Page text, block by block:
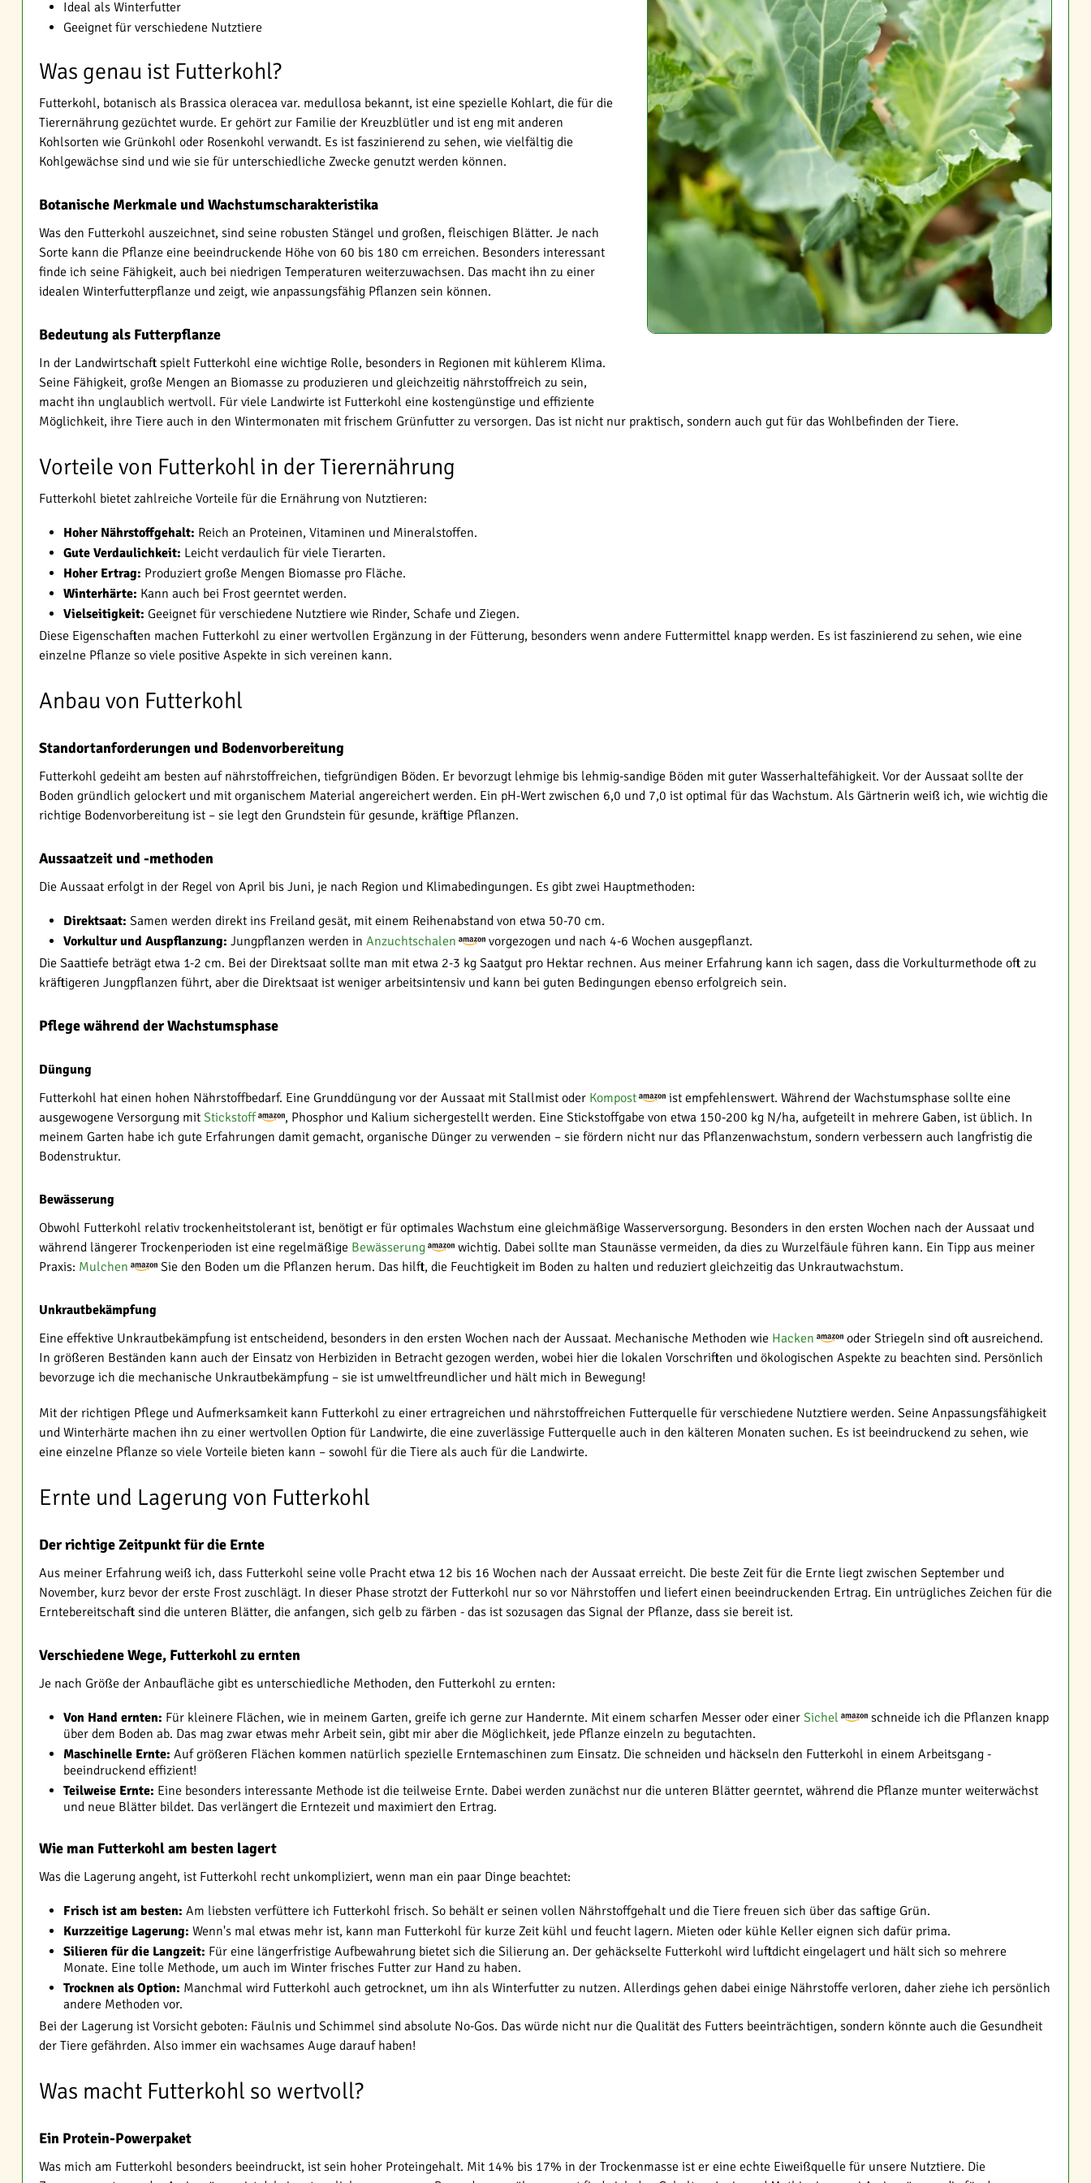
Ideal als Winterfutter
Geeignet für verschiedene Nutztiere
Was genau ist Futterkohl?
Futterkohl, botanisch als Brassica oleracea var. medullosa bekannt, ist eine spezielle Kohlart, die für die
Tierernährung gezüchtet wurde. Er gehört zur Familie der Kreuzblütler und ist eng mit anderen
Kohlsorten wie Grünkohl oder Rosenkohl verwandt. Es ist faszinierend zu sehen, wie vielfältig die
Kohlgewächse sind und wie sie für unterschiedliche Zwecke genutzt werden können.
Botanische Merkmale und Wachstumscharakteristika
Was den Futterkohl auszeichnet, sind seine robusten Stängel und großen, fleischigen Blätter. Je nach
Sorte kann die Pflanze eine beeindruckende Höhe von 60 bis 180 cm erreichen. Besonders interessant
finde ich seine Fähigkeit, auch bei niedrigen Temperaturen weiterzuwachsen. Das macht ihn zu einer
idealen Winterfutterpflanze und zeigt, wie anpassungsfähig Pflanzen sein können.
Bedeutung als Futterpflanze
In der Landwirtschaft spielt Futterkohl eine wichtige Rolle, besonders in Regionen mit kühlerem Klima.
Seine Fähigkeit, große Mengen an Biomasse zu produzieren und gleichzeitig nährstoffreich zu sein,
macht ihn unglaublich wertvoll. Für viele Landwirte ist Futterkohl eine kostengünstige und effiziente
Möglichkeit, ihre Tiere auch in den Wintermonaten mit frischem Grünfutter zu versorgen. Das ist nicht nur praktisch, sondern auch gut für das Wohlbefinden der Tiere.
Vorteile von Futterkohl in der Tierernährung
Futterkohl bietet zahlreiche Vorteile für die Ernährung von Nutztieren:
Hoher Nährstoffgehalt: Reich an Proteinen, Vitaminen und Mineralstoffen.
Gute Verdaulichkeit: Leicht verdaulich für viele Tierarten.
Hoher Ertrag: Produziert große Mengen Biomasse pro Fläche.
Winterhärte: Kann auch bei Frost geerntet werden.
Vielseitigkeit: Geeignet für verschiedene Nutztiere wie Rinder, Schafe und Ziegen.
Diese Eigenschaften machen Futterkohl zu einer wertvollen Ergänzung in der Fütterung, besonders wenn andere Futtermittel knapp werden. Es ist faszinierend zu sehen, wie eine
einzelne Pflanze so viele positive Aspekte in sich vereinen kann.
Anbau von Futterkohl
Standortanforderungen und Bodenvorbereitung
Futterkohl gedeiht am besten auf nährstoffreichen, tiefgründigen Böden. Er bevorzugt lehmige bis lehmig-sandige Böden mit guter Wasserhaltefähigkeit. Vor der Aussaat sollte der
Boden gründlich gelockert und mit organischem Material angereichert werden. Ein pH-Wert zwischen 6,0 und 7,0 ist optimal für das Wachstum. Als Gärtnerin weiß ich, wie wichtig die
richtige Bodenvorbereitung ist – sie legt den Grundstein für gesunde, kräftige Pflanzen.
Aussaatzeit und -methoden
Die Aussaat erfolgt in der Regel von April bis Juni, je nach Region und Klimabedingungen. Es gibt zwei Hauptmethoden:
Direktsaat: Samen werden direkt ins Freiland gesät, mit einem Reihenabstand von etwa 50-70 cm.
Vorkultur und Auspflanzung: Jungpflanzen werden in Anzuchtschalen
vorgezogen und nach 4-6 Wochen ausgepflanzt.
Die Saattiefe beträgt etwa 1-2 cm. Bei der Direktsaat sollte man mit etwa 2-3 kg Saatgut pro Hektar rechnen. Aus meiner Erfahrung kann ich sagen, dass die Vorkulturmethode oft zu
kräftigeren Jungpflanzen führt, aber die Direktsaat ist weniger arbeitsintensiv und kann bei guten Bedingungen ebenso erfolgreich sein.
Pflege während der Wachstumsphase
Düngung
Futterkohl hat einen hohen Nährstoffbedarf. Eine Grunddüngung vor der Aussaat mit Stallmist oder Kompost
ist empfehlenswert. Während der Wachstumsphase sollte eine
ausgewogene Versorgung mit Stickstoff
, Phosphor und Kalium sichergestellt werden. Eine Stickstoffgabe von etwa 150-200 kg N/ha, aufgeteilt in mehrere Gaben, ist üblich. In
meinem Garten habe ich gute Erfahrungen damit gemacht, organische Dünger zu verwenden – sie fördern nicht nur das Pflanzenwachstum, sondern verbessern auch langfristig die
Bodenstruktur.
Bewässerung
Obwohl Futterkohl relativ trockenheitstolerant ist, benötigt er für optimales Wachstum eine gleichmäßige Wasserversorgung. Besonders in den ersten Wochen nach der Aussaat und
während längerer Trockenperioden ist eine regelmäßige Bewässerung
wichtig. Dabei sollte man Staunässe vermeiden, da dies zu Wurzelfäule führen kann. Ein Tipp aus meiner
Praxis: Mulchen Sie den Boden um die Pflanzen herum. Das hilft, die Feuchtigkeit im Boden zu halten und reduziert gleichzeitig das Unkrautwachstum.
Unkrautbekämpfung
Eine effektive Unkrautbekämpfung ist entscheidend, besonders in den ersten Wochen nach der Aussaat. Mechanische Methoden wie Hacken
oder Striegeln sind oft ausreichend.
In größeren Beständen kann auch der Einsatz von Herbiziden in Betracht gezogen werden, wobei hier die lokalen Vorschriften und ökologischen Aspekte zu beachten sind. Persönlich
bevorzuge ich die mechanische Unkrautbekämpfung – sie ist umweltfreundlicher und hält mich in Bewegung!
Mit der richtigen Pflege und Aufmerksamkeit kann Futterkohl zu einer ertragreichen und nährstoffreichen Futterquelle für verschiedene Nutztiere werden. Seine Anpassungsfähigkeit
und Winterhärte machen ihn zu einer wertvollen Option für Landwirte, die eine zuverlässige Futterquelle auch in den kälteren Monaten suchen. Es ist beeindruckend zu sehen, wie
eine einzelne Pflanze so viele Vorteile bieten kann – sowohl für die Tiere als auch für die Landwirte.
Ernte und Lagerung von Futterkohl
Der richtige Zeitpunkt für die Ernte
Aus meiner Erfahrung weiß ich, dass Futterkohl seine volle Pracht etwa 12 bis 16 Wochen nach der Aussaat erreicht. Die beste Zeit für die Ernte liegt zwischen September und
November, kurz bevor der erste Frost zuschlägt. In dieser Phase strotzt der Futterkohl nur so vor Nährstoffen und liefert einen beeindruckenden Ertrag. Ein untrügliches Zeichen für die
Erntebereitschaft sind die unteren Blätter, die anfangen, sich gelb zu färben - das ist sozusagen das Signal der Pflanze, dass sie bereit ist.
Verschiedene Wege, Futterkohl zu ernten
Je nach Größe der Anbaufläche gibt es unterschiedliche Methoden, den Futterkohl zu ernten:
Von Hand ernten: Für kleinere Flächen, wie in meinem Garten, greife ich gerne zur Handernte. Mit einem scharfen Messer oder einer Sichel
schneide ich die Pflanzen knapp
über dem Boden ab. Das mag zwar etwas mehr Arbeit sein, gibt mir aber die Möglichkeit, jede Pflanze einzeln zu begutachten.
Maschinelle Ernte: Auf größeren Flächen kommen natürlich spezielle Erntemaschinen zum Einsatz. Die schneiden und häckseln den Futterkohl in einem Arbeitsgang -
beeindruckend effizient!
Teilweise Ernte: Eine besonders interessante Methode ist die teilweise Ernte. Dabei werden zunächst nur die unteren Blätter geerntet, während die Pflanze munter weiterwächst
und neue Blätter bildet. Das verlängert die Erntezeit und maximiert den Ertrag.
Wie man Futterkohl am besten lagert
Was die Lagerung angeht, ist Futterkohl recht unkompliziert, wenn man ein paar Dinge beachtet:
Frisch ist am besten: Am liebsten verfüttere ich Futterkohl frisch. So behält er seinen vollen Nährstoffgehalt und die Tiere freuen sich über das saftige Grün.
Kurzzeitige Lagerung: Wenn's mal etwas mehr ist, kann man Futterkohl für kurze Zeit kühl und feucht lagern. Mieten oder kühle Keller eignen sich dafür prima.
Silieren für die Langzeit: Für eine längerfristige Aufbewahrung bietet sich die Silierung an. Der gehäckselte Futterkohl wird luftdicht eingelagert und hält sich so mehrere
Monate. Eine tolle Methode, um auch im Winter frisches Futter zur Hand zu haben.
Trocknen als Option: Manchmal wird Futterkohl auch getrocknet, um ihn als Winterfutter zu nutzen. Allerdings gehen dabei einige Nährstoffe verloren, daher ziehe ich persönlich
andere Methoden vor.
Bei der Lagerung ist Vorsicht geboten: Fäulnis und Schimmel sind absolute No-Gos. Das würde nicht nur die Qualität des Futters beeinträchtigen, sondern könnte auch die Gesundheit
der Tiere gefährden. Also immer ein wachsames Auge darauf haben!
Was macht Futterkohl so wertvoll?
Ein Protein-Powerpaket
Was mich am Futterkohl besonders beeindruckt, ist sein hoher Proteingehalt. Mit 14% bis 17% in der Trockenmasse ist er eine echte Eiweißquelle für unsere Nutztiere. Die